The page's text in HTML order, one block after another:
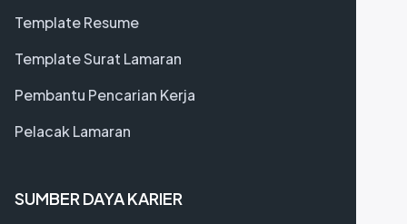
Template Resume
Template Surat Lamaran
Pembantu Pencarian Kerja
Pelacak Lamaran
SUMBER DAYA KARIER